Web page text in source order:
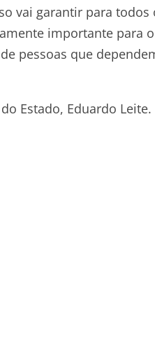
vai garantir para todos
importante para
pessoas que
Estado, Eduardo Leite.